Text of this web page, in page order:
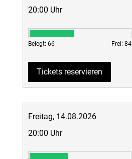
20:00 Uhr
Belegt: 66 Frei: 84
Tickets reservieren
Freitag, 14.08.2026
20:00 Uhr